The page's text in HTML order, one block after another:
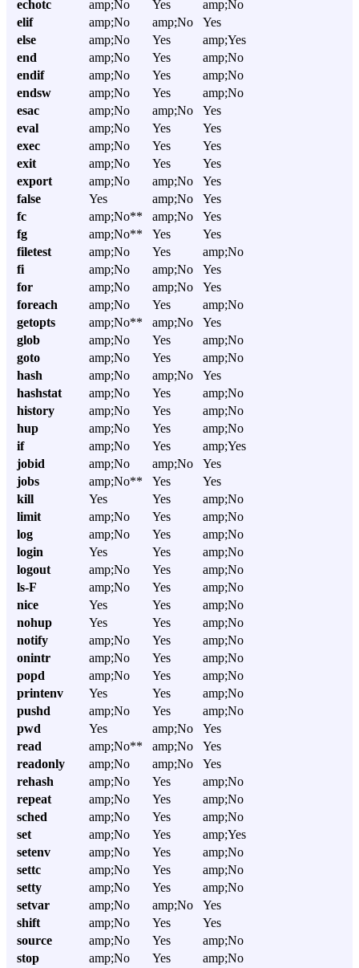
echotc amp;No Yes
amp;No
elif
amp;No amp;No
Yes
else
amp;No Yes
amp;Yes
end
amp;No Yes
amp;No
endif
amp;No Yes
amp;No
endsw
amp;No Yes
amp;No
esac
amp;No amp;No
Yes
eval
amp;No Yes
Yes
exec
amp;No Yes
Yes
exit
amp;No Yes
Yes
export
amp;No amp;No
Yes
false
Yes amp;No
Yes
fc
amp;No** amp;No
Yes
fg
amp;No** Yes
Yes
filetest
amp;No Yes
amp;No
fi
amp;No amp;No
Yes
for
amp;No amp;No
Yes
foreach
amp;No Yes
amp;No
getopts
amp;No** amp;No
Yes
glob
amp;No Yes
amp;No
goto
amp;No Yes
amp;No
hash
amp;No amp;No
Yes
hashstat
amp;No Yes
amp;No
history
amp;No Yes
amp;No
hup
amp;No Yes
amp;No
if
amp;No Yes
amp;Yes
jobid
amp;No amp;No
Yes
jobs
amp;No** Yes
Yes
kill
Yes Yes
amp;No
limit
amp;No Yes
amp;No
log
amp;No Yes
amp;No
login
Yes Yes
amp;No
logout
amp;No Yes
amp;No
ls-F
amp;No Yes
amp;No
nice
Yes Yes
amp;No
nohup
Yes Yes
amp;No
notify
amp;No Yes
amp;No
onintr
amp;No Yes
amp;No
popd
amp;No Yes
amp;No
printenv
Yes Yes
amp;No
pushd
amp;No Yes
amp;No
pwd
Yes amp;No
Yes
read
amp;No** amp;No
Yes
readonly
amp;No amp;No
Yes
rehash
amp;No Yes
amp;No
repeat
amp;No Yes
amp;No
sched
amp;No Yes
amp;No
set
amp;No Yes
amp;Yes
setenv
amp;No Yes
amp;No
settc
amp;No Yes
amp;No
setty
amp;No Yes
amp;No
setvar
amp;No amp;No
Yes
shift
amp;No Yes
Yes
source
amp;No Yes
amp;No
stop
amp;No Yes
amp;No